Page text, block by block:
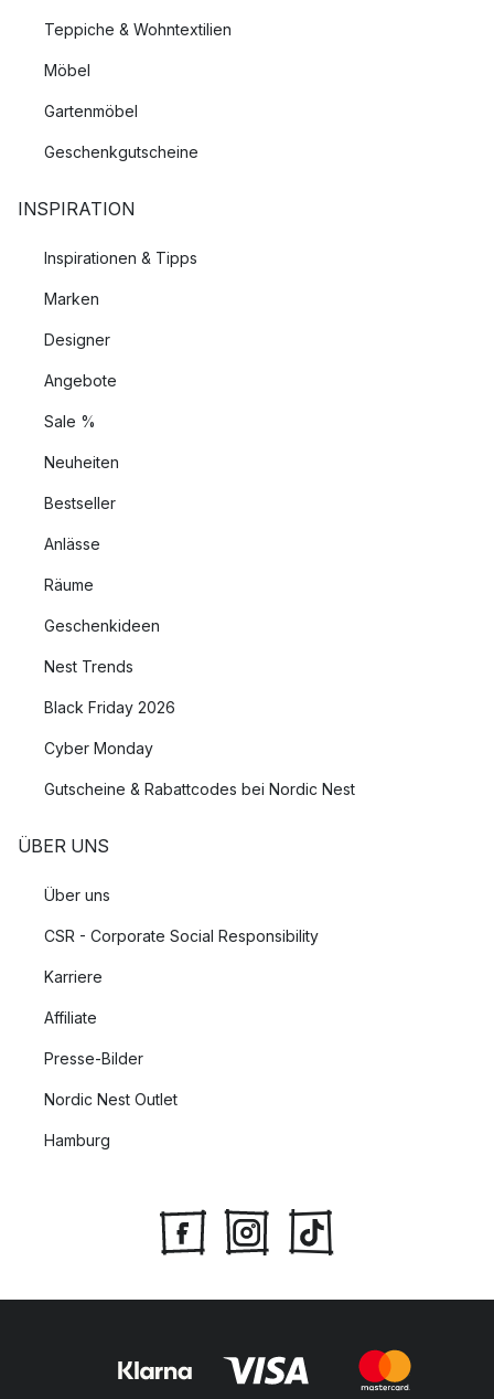
Teppiche & Wohntextilien
Möbel
Gartenmöbel
Geschenkgutscheine
INSPIRATION
Inspirationen & Tipps
Marken
Designer
Angebote
Sale %
Neuheiten
Bestseller
Anlässe
Räume
Geschenkideen
Nest Trends
Black Friday 2026
Cyber Monday
Gutscheine & Rabattcodes bei Nordic Nest
ÜBER UNS
Über uns
CSR - Corporate Social Responsibility
Karriere
Affiliate
Presse-Bilder
Nordic Nest Outlet
Hamburg